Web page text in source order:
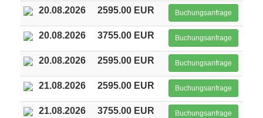
20.08.2026 2595.00 EUR Buchungsanfrage
20.08.2026 3755.00 EUR Buchungsanfrage
20.08.2026 2595.00 EUR Buchungsanfrage
21.08.2026 2595.00 EUR Buchungsanfrage
21.08.2026 3755.00 EUR Buchungsanfrage